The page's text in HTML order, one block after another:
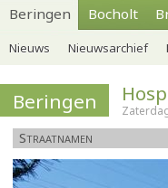
Beringen Bocholt
Nieuws Nieuwsarchief
Beringen
Straatnamen